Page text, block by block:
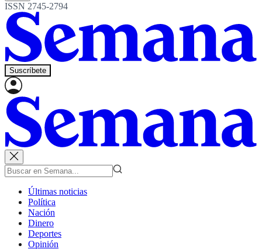
ISSN 2745-2794
Suscríbete
Últimas noticias
Política
Nación
Dinero
Deportes
Opinión